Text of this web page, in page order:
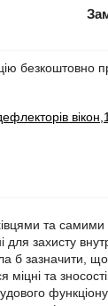
безкоштовно
та самими
захисту
б зазначити,
та